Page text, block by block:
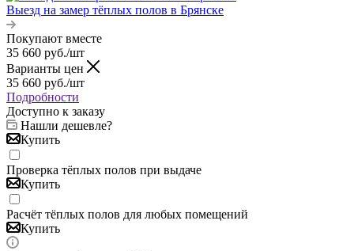
Выезд на замер тёплых полов в Брянске
Покупают вместе
35 660 руб./шт
Варианты цен
35 660 руб./шт
Подробности
Доступно к заказу
Нашли дешевле?
Купить
Проверка тёплых полов при выдаче
Купить
Расчёт тёплых полов для любых помещений
Купить